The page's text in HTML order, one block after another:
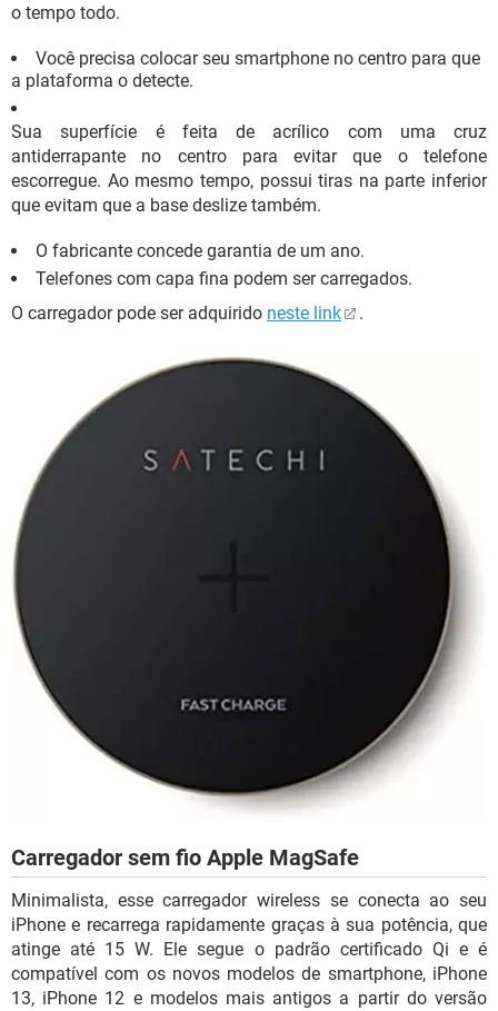
o tempo todo.
Você precisa colocar seu smartphone no centro para que
a plataforma o detecte.
Sua superfície é feita de acrílico com uma cruz
antiderrapante no centro para evitar que o telefone
escorregue. Ao mesmo tempo, possui tiras na parte inferior
que evitam que a base deslize também.
O fabricante concede garantia de um ano.
Telefones com capa fina podem ser carregados.
O carregador pode ser adquirido neste link .
Carregador sem fio Apple MagSafe
Minimalista, esse carregador wireless se conecta ao seu
iPhone e recarrega rapidamente graças à sua potência, que
atinge até 15 W. Ele segue o padrão certificado Qi e é
compatível com os novos modelos de smartphone, iPhone
13, iPhone 12 e modelos mais antigos a partir do versão